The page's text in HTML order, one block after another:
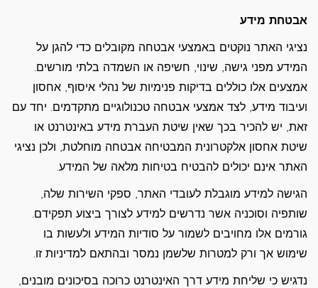
אבטחת מידע
נציגי האתר נוקטים באמצעי אבטחה מקובלים כדי להגן על
המידע מפני גישה, שינוי, חשיפה או השמדה בלתי מורשים.
אמצעים אלו כוללים בדיקות פנימיות של נהלי איסוף, אחסון
ועיבוד מידע, לצד אמצעי אבטחה טכנולוגיים מתקדמים. יחד עם
זאת, יש להכיר בכך שאין שיטת העברת מידע באינטרנט או
שיטת אחסון אלקטרונית המבטיחה אבטחה מוחלטת, ולכן נציגי
האתר אינם יכולים להבטיח בטיחות מלאה של המידע.
הגישה למידע מוגבלת לעובדי האתר, ספקי השירות שלה,
שותפיה וסוכניה אשר נדרשים למידע לצורך ביצוע תפקידם.
גורמים אלו מחויבים לשמור על סודיות המידע ולעשות בו
שימוש אך ורק למטרות שלשמן נמסר ובהתאם למדיניות זו.
נדגיש כי שליחת מידע דרך האינטרנט כרוכה בסיכונים מובנים,